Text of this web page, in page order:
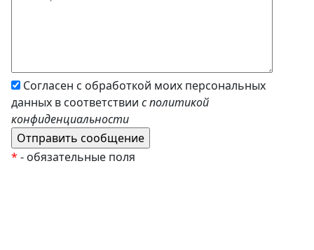
Согласен с обработкой моих персональных
данных в соответствии с политикой
конфиденциальности
* - обязательные поля